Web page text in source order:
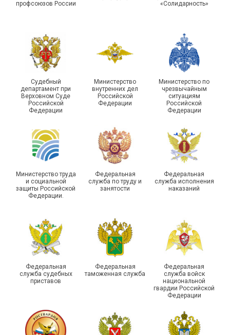
Чествование ветеранов
боевых действий
Самарской области
Подписано соглашение с
области
Единство традиций и сила
организаций ГУФСИН
России по Пермскому
краю приняли участие в
туристическом слете
профсоюзов России
«Солидарность»
Судебный
департамент при
Верховном Суде
Российской
Федерации
Министерство
внутренних дел
Российской
Федерации
Министерство по
чрезвычайным
ситуациям
Российской
Федерации
Министерство труда
и социальной
защиты Российской
Федерации.
Федеральная
служба по труду и
занятости
Федеральная
служба исполнения
наказаний
Федеральная
служба судебных
приставов
Федеральная
таможенная служба
Федеральная
служба войск
национальной
гвардии Российской
Федерации